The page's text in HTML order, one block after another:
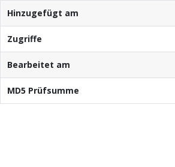
Hinzugefügt am
Zugriffe
Bearbeitet am
MD5 Prüfsumme